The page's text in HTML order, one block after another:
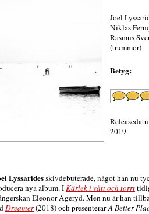
Joel
Niklas
Rasmus
(trummor)
Betyg:
2019
Lyssaridesskivdebuterade, något han nu
nya album. IKärlek i vått och torrt
Eleonor Ågeryd. Men nu är han
Dreamer(2018) och presenterarA Better